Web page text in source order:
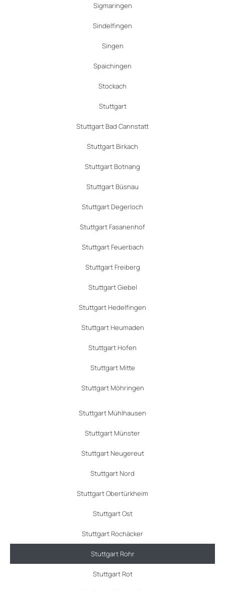
Sigmaringen
Sindelfingen
Singen
Spaichingen
Stockach
Stuttgart
Stuttgart Bad Cannstatt
Stuttgart Birkach
Stuttgart Botnang
Stuttgart Büsnau
Stuttgart Degerloch
Stuttgart Fasanenhof
Stuttgart Feuerbach
Stuttgart Freiberg
Stuttgart Giebel
Stuttgart Hedelfingen
Stuttgart Heumaden
Stuttgart Hofen
Stuttgart Mitte
Stuttgart Möhringen
Stuttgart Mühlhausen
Stuttgart Münster
Stuttgart Neugereut
Stuttgart Nord
Stuttgart Obertürkheim
Stuttgart Ost
Stuttgart Rochäcker
Stuttgart Rohr
Stuttgart Rot